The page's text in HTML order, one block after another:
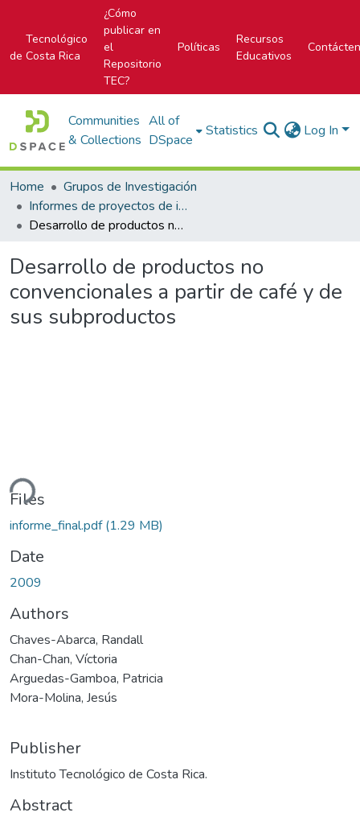
Tecnológico
de Costa Rica
¿Cómo
publicar en
el
Repositorio
TEC?
Políticas
Recursos
Educativos
Communities
& Collections
All of
DSpace
Statistics Log In
Home
Grupos de Investigación
Informes de proyectos de investigación
Desarrollo de productos no convencionales a partir de café y de sus subproductos
Desarrollo de productos no
convencionales a partir de café y de
sus subproductos
Files
informe_final.pdf(1.29 MB)
Date
2009
Authors
Chaves-Abarca, Randall
Chan-Chan, Víctoria
Arguedas-Gamboa, Patricia
Mora-Molina, Jesús
Publisher
Instituto Tecnológico de Costa Rica.
Abstract